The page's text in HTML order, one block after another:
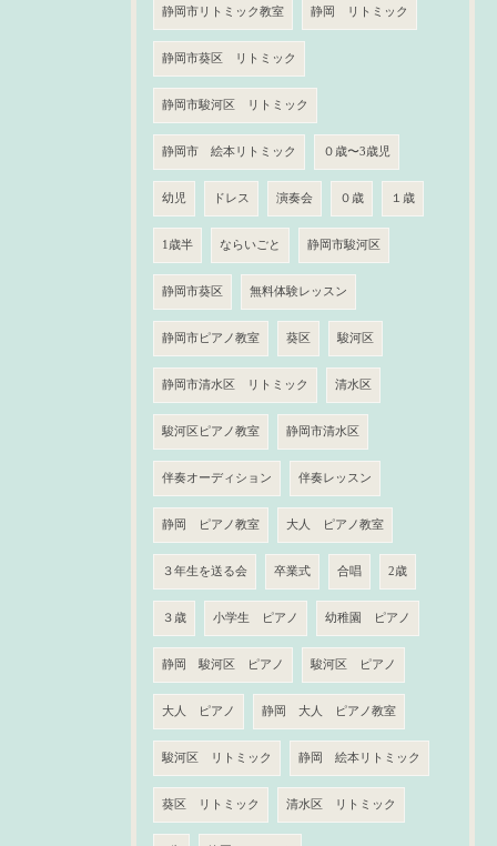
静岡市リトミック教室 静岡 リトミック
静岡市葵区 リトミック
静岡市駿河区 リトミック
静岡市 絵本リトミック ０歳〜3歳児
幼児 ドレス 演奏会 ０歳 １歳
1歳半 ならいごと 静岡市駿河区
静岡市葵区 無料体験レッスン
静岡市ピアノ教室 葵区 駿河区
静岡市清水区 リトミック 清水区
駿河区ピアノ教室 静岡市清水区
伴奏オーディション 伴奏レッスン
静岡 ピアノ教室 大人 ピアノ教室
３年生を送る会 卒業式 合唱 2歳
３歳 小学生 ピアノ 幼稚園 ピアノ
静岡 駿河区 ピアノ 駿河区 ピアノ
大人 ピアノ 静岡 大人 ピアノ教室
駿河区 リトミック 静岡 絵本リトミック
葵区 リトミック 清水区 リトミック